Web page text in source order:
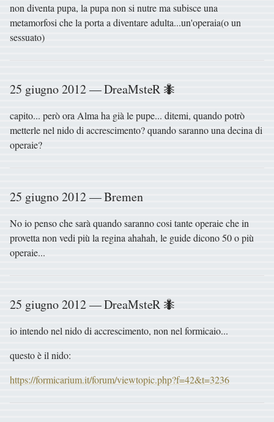
non diventa pupa, la pupa non si nutre ma subisce una
metamorfosi che la porta a diventare adulta...un'operaia(o un
sessuato)
25 giugno 2012 — DreaMsteR 🐜
capito... però ora Alma ha già le pupe... ditemi, quando potrò
metterle nel nido di accrescimento? quando saranno una decina di
operaie?
25 giugno 2012 — Bremen
No io penso che sarà quando saranno cosi tante operaie che in
provetta non vedi più la regina ahahah, le guide dicono 50 o più
operaie...
25 giugno 2012 — DreaMsteR 🐜
io intendo nel nido di accrescimento, non nel formicaio...
questo è il nido:
https://formicarium.it/forum/viewtopic.php?f=42&t=3236